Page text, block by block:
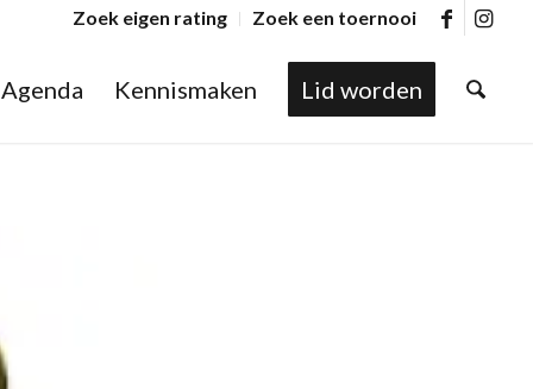
Zoek eigen rating Zoek een toernooi
Agenda Kennismaken Lid worden